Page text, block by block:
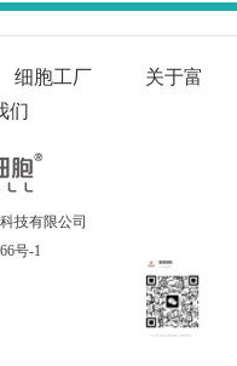
细胞工厂
关于富
们
技有限公司
号-1